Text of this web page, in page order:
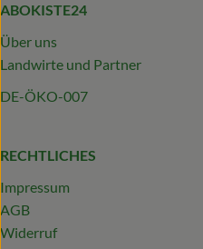
ABOKISTE24
Über uns
Landwirte und Partner
DE-ÖKO-007
RECHTLICHES
Impressum
AGB
Widerruf